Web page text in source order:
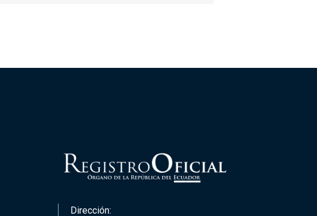
Dirección: